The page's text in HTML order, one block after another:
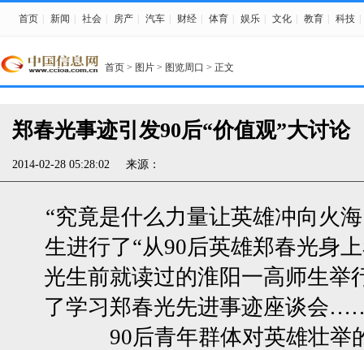
首页 新闻 社会 房产 汽车 财经 体育 娱乐 文化 教育 科技
首页 > 图片 > 图览周口 > 正文
郑春光事迹引发90后“价值观”大讨论
2014-02-28 05:28:02 来源：
“究竟是什么力量让英雄冲向火
生进行了“从90后英雄郑春光身
光生前就读过的淮阳一高师生举
了学习郑春光先进事迹座谈会
90后青年群体对英雄壮举